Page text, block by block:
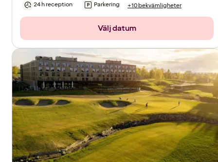
24 h reception Parkering +10 bekvämligheter
Välj datum